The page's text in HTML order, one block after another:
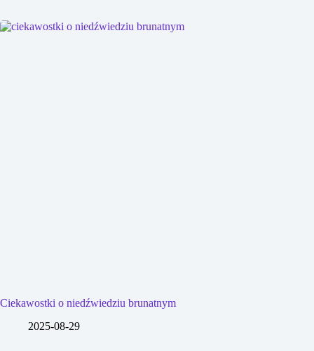
Ciekawostki o niedźwiedziu brunatnym
2025-08-29